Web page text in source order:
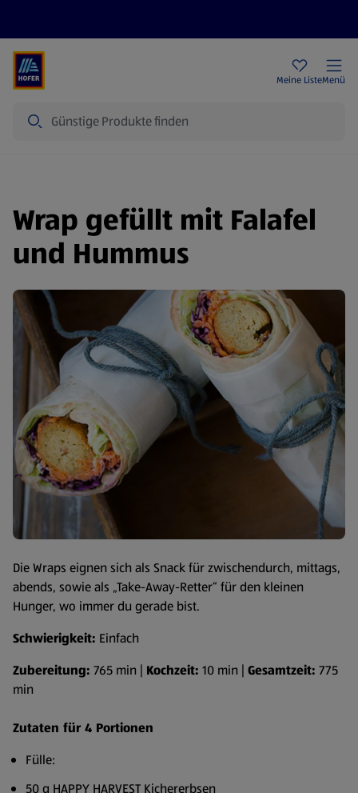
Meine ListeMenü
Wrap gefüllt mit Falafel
und Hummus
Die Wraps eignen sich als Snack für zwischendurch, mittags,
abends, sowie als „Take-Away-Retter“ für den kleinen
Hunger, wo immer du gerade bist.
Schwierigkeit: Einfach
Zubereitung: 765 min | Kochzeit: 10 min | Gesamtzeit: 775
min
Zutaten für 4 Portionen
Fülle:
50 g HAPPY HARVEST Kichererbsen